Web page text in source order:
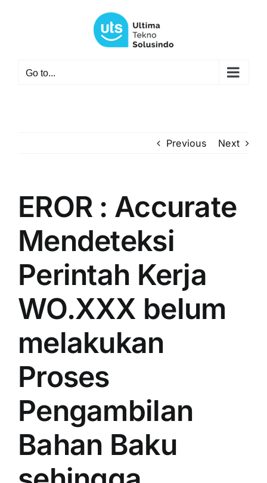
Go to...
Previous Next
EROR : Accurate
Mendeteksi
Perintah Kerja
WO.XXX belum
melakukan
Proses
Pengambilan
Bahan Baku